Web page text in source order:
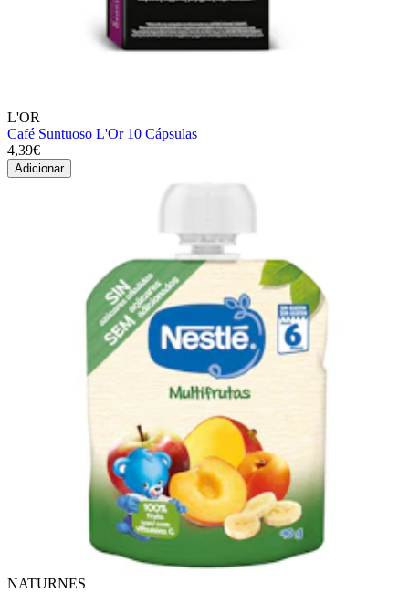
L'OR
Café Suntuoso L'Or 10 Cápsulas
4,39€
Adicionar
NATURNES